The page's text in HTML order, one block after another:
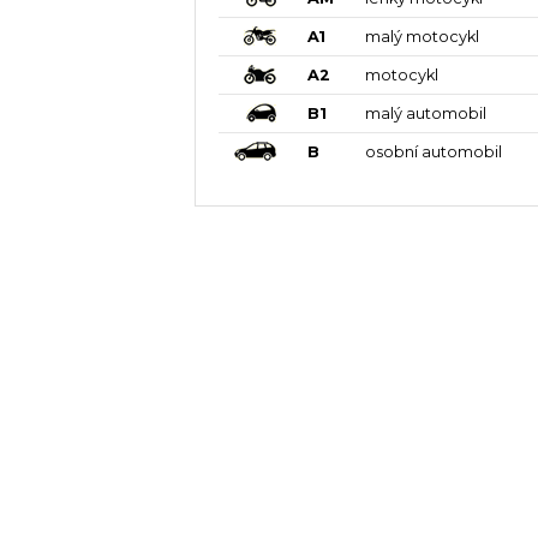
A1 malý motocykl
A2 motocykl
B1 malý automobil
B osobní automobil